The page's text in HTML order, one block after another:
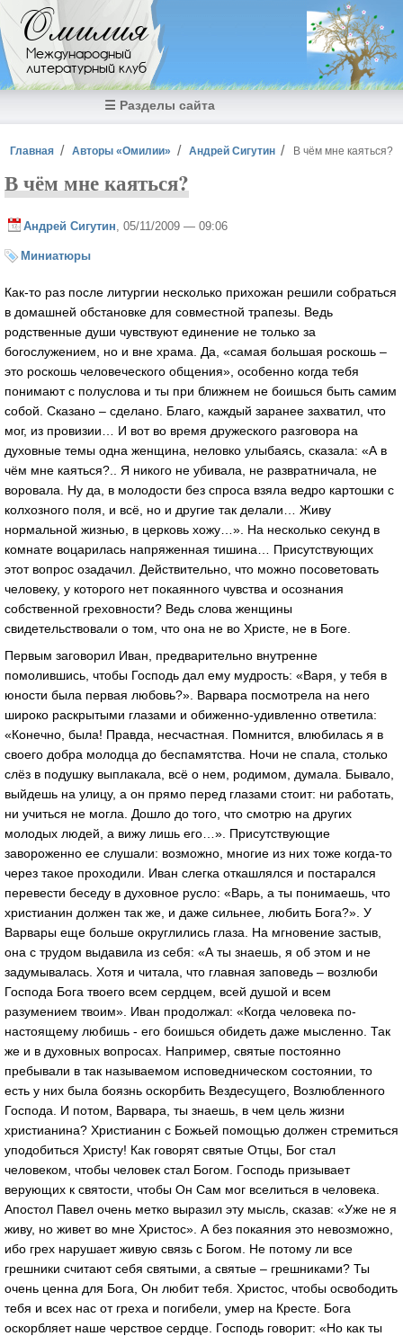
Перейти к основному содержанию
Омилия
Международный
литературный клуб
☰ Разделы сайта
Вы здесь
Главная Авторы «Омилии» Андрей Сигутин В чём мне каяться?
В чём мне каяться?
Андрей Сигутин , 05/11/2009 — 09:06
Миниатюры
Как-то раз после литургии несколько прихожан решили собраться
в домашней обстановке для совместной трапезы. Ведь
родственные души чувствуют единение не только за
богослужением, но и вне храма. Да, «самая большая роскошь –
это роскошь человеческого общения», особенно когда тебя
понимают с полуслова и ты при ближнем не боишься быть самим
собой. Сказано – сделано. Благо, каждый заранее захватил, что
мог, из провизии… И вот во время дружеского разговора на
духовные темы одна женщина, неловко улыбаясь, сказала: «А в
чём мне каяться?.. Я никого не убивала, не развратничала, не
воровала. Ну да, в молодости без спроса взяла ведро картошки с
колхозного поля, и всё, но и другие так делали… Живу
нормальной жизнью, в церковь хожу…». На несколько секунд в
комнате воцарилась напряженная тишина… Присутствующих
этот вопрос озадачил. Действительно, что можно посоветовать
человеку, у которого нет покаянного чувства и осознания
собственной греховности? Ведь слова женщины
свидетельствовали о том, что она не во Христе, не в Боге.
Первым заговорил Иван, предварительно внутренне
помолившись, чтобы Господь дал ему мудрость: «Варя, у тебя в
юности была первая любовь?». Варвара посмотрела на него
широко раскрытыми глазами и обиженно-удивленно ответила:
«Конечно, была! Правда, несчастная. Помнится, влюбилась я в
своего добра молодца до беспамятства. Ночи не спала, столько
слёз в подушку выплакала, всё о нем, родимом, думала. Бывало,
выйдешь на улицу, а он прямо перед глазами стоит: ни работать,
ни учиться не могла. Дошло до того, что смотрю на других
молодых людей, а вижу лишь его…». Присутствующие
завороженно ее слушали: возможно, многие из них тоже когда-то
через такое проходили. Иван слегка откашлялся и постарался
перевести беседу в духовное русло: «Варь, а ты понимаешь, что
христианин должен так же, и даже сильнее, любить Бога?». У
Варвары еще больше округлились глаза. На мгновение застыв,
она с трудом выдавила из себя: «А ты знаешь, я об этом и не
задумывалась. Хотя и читала, что главная заповедь – возлюби
Господа Бога твоего всем сердцем, всей душой и всем
разумением твоим». Иван продолжал: «Когда человека по-
настоящему любишь - его боишься обидеть даже мысленно. Так
же и в духовных вопросах. Например, святые постоянно
пребывали в так называемом исповедническом состоянии, то
есть у них была боязнь оскорбить Вездесущего, Возлюбленного
Господа. И потом, Варвара, ты знаешь, в чем цель жизни
христианина? Христианин с Божьей помощью должен стремиться
уподобиться Христу! Как говорят святые Отцы, Бог стал
человеком, чтобы человек стал Богом. Господь призывает
верующих к святости, чтобы Он Сам мог вселиться в человека.
Апостол Павел очень метко выразил эту мысль, сказав: «Уже не я
живу, но живет во мне Христос». А без покаяния это невозможно,
ибо грех нарушает живую связь с Богом. Не потому ли все
грешники считают себя святыми, а святые – грешниками? Ты
очень ценна для Бога, Он любит тебя. Христос, чтобы освободить
тебя и всех нас от греха и погибели, умер на Кресте. Бога
оскорбляет наше черствое сердце. Господь говорит: «Но как ты